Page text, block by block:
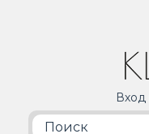
Вход